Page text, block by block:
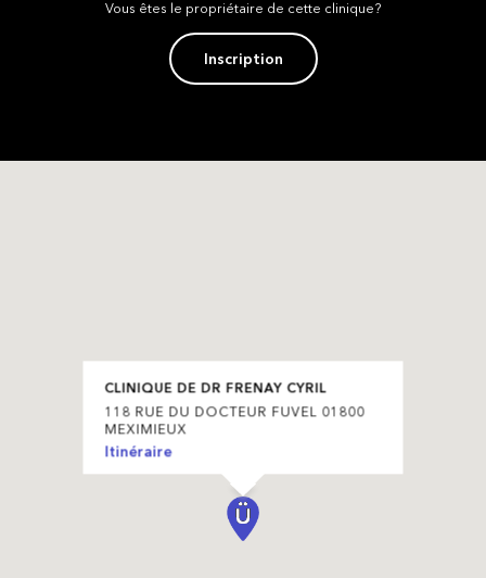
Vous êtes le propriétaire de cette clinique?
Inscription
CLINIQUE DE DR FRENAY CYRIL
118 RUE DU DOCTEUR FUVEL 01800
MEXIMIEUX
Itinéraire